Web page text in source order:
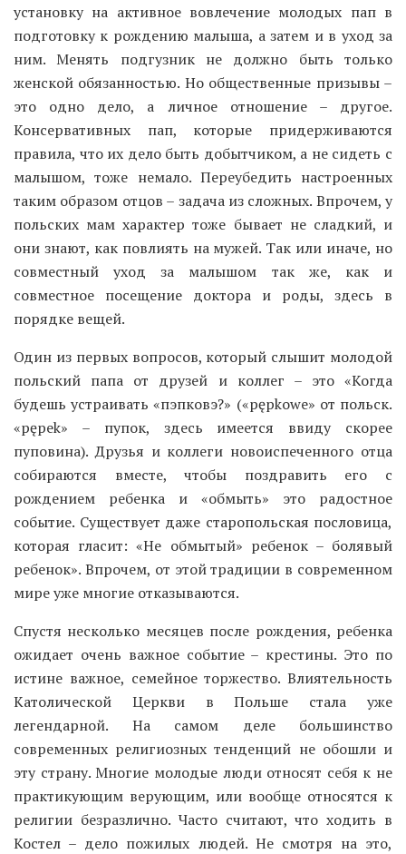
установку на активное вовлечение молодых пап в
подготовку к рождению малыша, а затем и в уход за
ним. Менять подгузник не должно быть только
женской обязанностью. Но общественные призывы –
это одно дело, а личное отношение – другое.
Консервативных пап, которые придерживаются
правила, что их дело быть добытчиком, а не сидеть с
малышом, тоже немало. Переубедить настроенных
таким образом отцов – задача из сложных. Впрочем, у
польских мам характер тоже бывает не сладкий, и
они знают, как повлиять на мужей. Так или иначе, но
совместный уход за малышом так же, как и
совместное посещение доктора и роды, здесь в
порядке вещей.
Один из первых вопросов, который слышит молодой
польский папа от друзей и коллег – это «Когда
будешь устраивать «пэпковэ?» («pępkowe» от польск.
«pępek» – пупок, здесь имеется ввиду скорее
пуповина). Друзья и коллеги новоиспеченного отца
собираются вместе, чтобы поздравить его с
рождением ребенка и «обмыть» это радостное
событие. Существует даже старопольская пословица,
которая гласит: «Не обмытый» ребенок – болявый
ребенок». Впрочем, от этой традиции в современном
мире уже многие отказываются.
Спустя несколько месяцев после рождения, ребенка
ожидает очень важное событие – крестины. Это по
истине важное, семейное торжество. Влиятельность
Католической Церкви в Польше стала уже
легендарной. На самом деле большинство
современных религиозных тенденций не обошли и
эту страну. Многие молодые люди относят себя к не
практикующим верующим, или вообще относятся к
религии безразлично. Часто считают, что ходить в
Костел – дело пожилых людей. Не смотря на это,